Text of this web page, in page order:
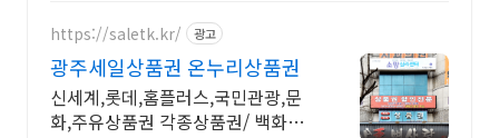
https://saletk.kr/ 광고
광주세일상품권 온누리상품권
신세계,롯데,홈플러스,국민관광,문
화,주유상품권 각종상품권/ 백화점